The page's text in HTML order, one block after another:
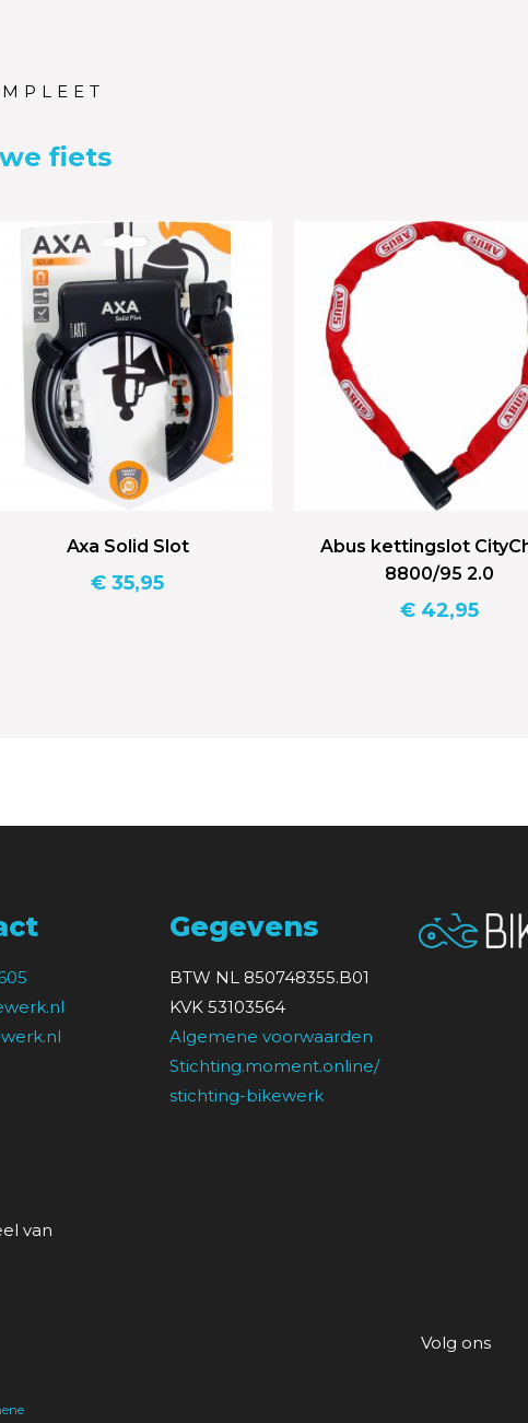
fiets
Axa Solid Slot
€ 35,95
Abus kettingslot
8800/95 2.0
€42,95
Gegevens
BTW NL 850748355.B01
KVK 53103564
Algemene voorwaarden
Stichting.moment.online/
stichting-bikewerk
van
Volg ons